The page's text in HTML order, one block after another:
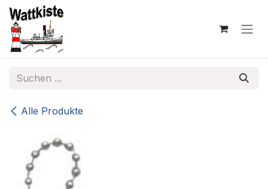
Zum Inhalt springen
Alle Produkte